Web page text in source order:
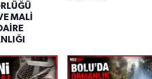
MALİ